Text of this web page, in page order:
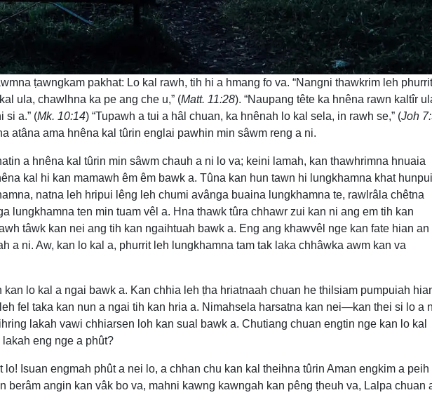
ṭawngkam pakhat: Lo kal rawh, tih hi a hmang fo va. “Nangni thawkrim leh phurrit
ula, chawlhna ka pe ang che u,” (Matt. 11:28). “Naupang tête ka hnêna rawn kaltîr
si a.” (Mk. 10:14) “Tupawh a tui a hâl chuan, ka hnênah lo kal sela, in rawh se,” (Joh
atâna ama hnêna kal tûrin englai pawhin min sâwm reng a ni.
a hnêna kal tûrin min sâwm chauh a ni lo va; keini lamah, kan thawhrimna hnuaia
kal hi kan mamawh êm êm bawk a. Tûna kan hun tawn hi lungkhamna khat
natna leh hripui lêng leh chumi avânga buaina lungkhamna te, rawlrâla chêtna
lungkhamna ten min tuam vêl a. Hna thawk tûra chhawr zui kan ni ang em tih kan
tâwk kan nei ang tih kan ngaihtuah bawk a. Eng ang khawvêl nge kan fate hian an
a ni. Aw, kan lo kal a, phurrit leh lungkhamna tam tak laka chhâwka awm kan va
lo kal a ngai bawk a. Kan chhia leh ṭha hriatnaah chuan he thilsiam pumpuiah
fel taka kan nun a ngai tih kan hria a. Nimahsela harsatna kan nei—kan thei si lo a
lakah vawi chhiarsen loh kan sual bawk a. Chutiang chuan engtin nge kan lo kal
eng nge a phût?
lo! Isuan engmah phût a nei lo, a chhan chu kan kal theihna tûrin Aman engkim a peih
berâm angin kan vâk bo va, mahni kawng kawngah kan pêng ṭheuh va, Lalpa chuan